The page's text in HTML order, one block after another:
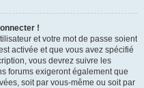
!
et votre mot de passe soient
activée et que vous avez spécifié
vous devrez suivre les
forums exigeront également que
soit par vous-même ou soit par